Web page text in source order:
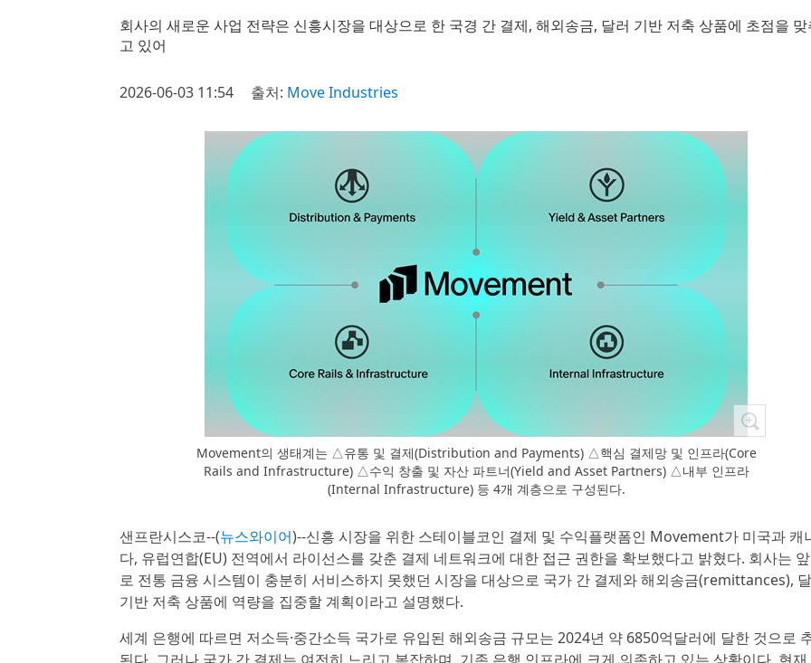
회사의 새로운 사업 전략은 신흥시장을 대상으로 한 국경 간 결제, 해외송금, 달러 기반 저축 상품에 초점을 맞
고 있어
2026-06-03 11:54 출처: Move Industries
Movement의 생태계는 △유통 및 결제(Distribution and Payments) △핵심 결제망 및 인프라(Core
Rails and Infrastructure) △수익 창출 및 자산 파트너(Yield and Asset Partners) △내부 인프라
(Internal Infrastructure) 등 4개 계층으로 구성된다.
샌프란시스코--(뉴스와이어)--신흥 시장을 위한 스테이블코인 결제 및 수익플랫폼인 Movement가 미국과 캐
다, 유럽연합(EU) 전역에서 라이선스를 갖춘 결제 네트워크에 대한 접근 권한을 확보했다고 밝혔다. 회사는
로 전통 금융 시스템이 충분히 서비스하지 못했던 시장을 대상으로 국가 간 결제와 해외송금(remittances),
기반 저축 상품에 역량을 집중할 계획이라고 설명했다.
세계 은행에 따르면 저소득·중간소득 국가로 유입된 해외송금 규모는 2024년 약 6850억달러에 달한 것으로